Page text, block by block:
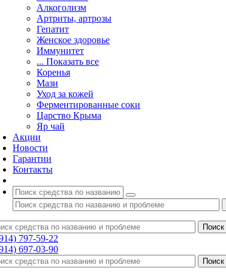
Алкоголизм
Артриты, артрозы
Гепатит
Женское здоровье
Иммунитет
... Показать все
Коренья
Мази
Уход за кожей
Ферментированные соки
Царство Крыма
Яр чай
Акции
Новости
Гарантии
Контакты
797-59-22
697-03-90